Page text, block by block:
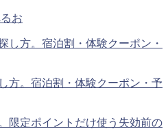
お
方。宿泊割・体験クーポン・予
限定ポイントだけ使う失効前の